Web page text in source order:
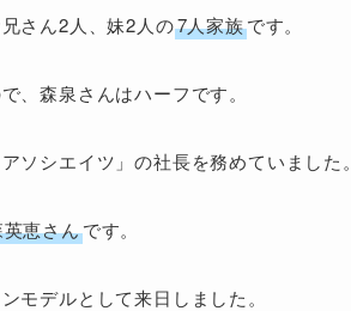
さん2人、妹2人の7人家族です。
、森泉さんはハーフです。
ソシエイツ」の社長を務めていました。
恵さんです。
モデルとして来日しました。